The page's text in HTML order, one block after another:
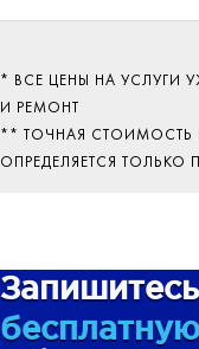
* ВСЕ ЦЕНЫ НА УСЛУГИ
И РЕМОНТ
** ТОЧНАЯ СТОИМОСТЬ
ОПРЕДЕЛЯЕТСЯ ТОЛЬКО